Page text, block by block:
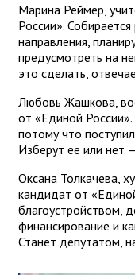
Марина Реймер,
России».
направления,
предусмотреть на
это сделать,
Любовь Жашкова,
от «Единой
потому что
Изберут ее или нет
Оксана Толкачева,
кандидат от
благоустройством,
финансирование и
Станет депутатом,